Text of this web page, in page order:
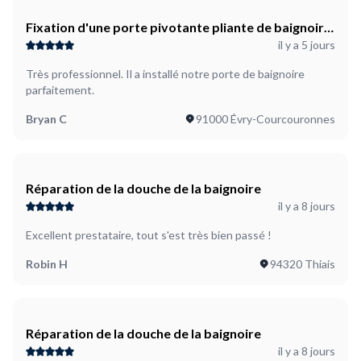
Fixation d'une porte pivotante pliante de baignoire
(le mur est du carrelage)
il y a 5 jours
Très professionnel. Il a installé notre porte de baignoire
parfaitement.
Bryan C 91000 Évry-Courcouronnes
Réparation de la douche de la baignoire
il y a 8 jours
Excellent prestataire, tout s'est très bien passé !
Robin H 94320 Thiais
Réparation de la douche de la baignoire
il y a 8 jours